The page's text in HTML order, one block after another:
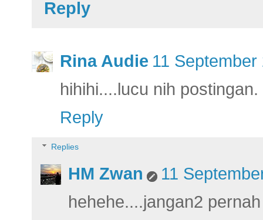
Reply
Rina Audie 11
hihihi....lucu nih
Reply
Replies
HM Zwan
11
hehehe....jangan2